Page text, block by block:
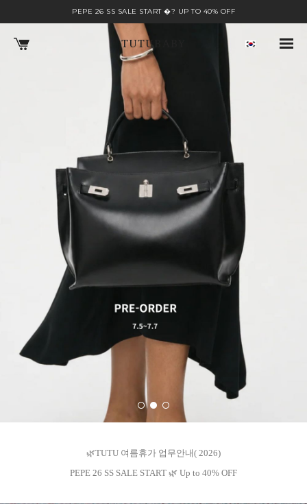
TUTUBABY
PEPE 26 SS SALE START �? UP TO 40% OFF
🌿TUTU 여름휴가 업무안내( 2026)
PEPE 26 SS SALE START 🌿 Up to 40% OFF